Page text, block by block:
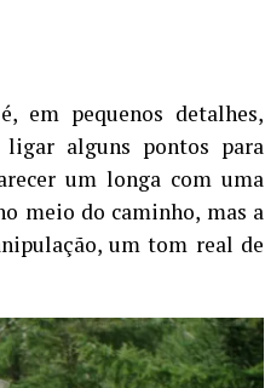
em pequenos detalhes,
ligar alguns pontos para
um longa com uma
meio do caminho, mas a
um tom real de